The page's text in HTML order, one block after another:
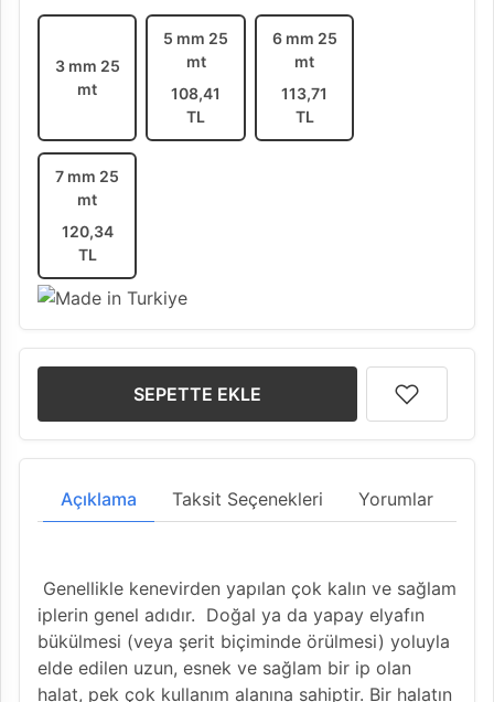
3 mm 25
mt
5 mm 25
mt
108,41
TL
6 mm 25
mt
113,71
TL
7 mm 25
mt
120,34
TL
SEPETTE EKLE
Açıklama Taksit Seçenekleri Yorumlar
Genellikle kenevirden yapılan çok kalın ve sağlam
iplerin genel adıdır. Doğal ya da yapay elyafın
bükülmesi (veya şerit biçiminde örülmesi) yoluyla
elde edilen uzun, esnek ve sağlam bir ip olan
halat, pek çok kullanım alanına sahiptir. Bir halatın